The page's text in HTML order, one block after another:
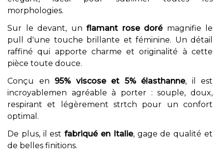
morphologies.
Sur le devant, un flamant rose doré magnifie le
pull d'une touche brillante et féminine. Un détail
raffiné qui apporte charme et originalité à cette
pièce toute douce.
Conçu en 95% viscose et 5% élasthanne, il est
incroyablemen agréable à porter : souple, doux,
respirant et légèrement strtch pour un confort
optimal.
De plus, il estfabriqué en Italie, gage de qualité et
de belles finitions.